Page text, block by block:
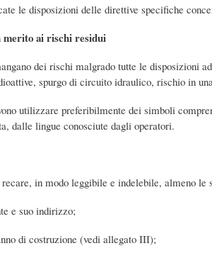
le disposizioni delle direttive specifiche
merito ai rischi residui
dei rischi malgrado tutte le disposizioni
spurgo di circuito idraulico, rischio in
utilizzare preferibilmente dei simboli
dalle lingue conosciute dagli operatori.
in modo leggibile e indelebile, almeno le
e suo indirizzo;
di costruzione (vedi allegato III);